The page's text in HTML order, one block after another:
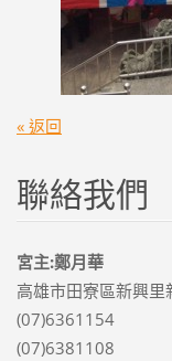
« 返回
聯絡我們
宮主:鄭月華
高雄市田寮區新興
(07)6361154
(07)6381108